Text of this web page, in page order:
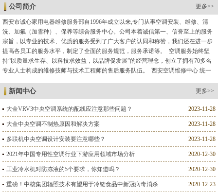
公司简介 更多>>
西安市诚心家用电器维修服务部自1996年成立以来,专门从事空调安装、维修、清
洗、加氟（加雪种）、保养等综合服务中心。公司本着诚信第一、信誉至上的服务
宗旨，以专业的技术、优质的服务受到了广大客户的认同和称赞，我们还在进一步
提高各员工的服务水平，制定了全面的服务规范，服务承诺等。 空调服务始终坚
持“以质量求生存、以科技求效益，以品牌促发展”的经营理念，创立了拥有70多名
专业人士构成的维修技师与技术工程师的售后服务队伍。 西安空调维修中心 统一
新闻中心 更多>>
2023-11-28
大金VRV3中央空调系统的配线应注意那些问题？
2023-11-28
大金中央空调不制热原因和解决方案
2023-11-28
多联机中央空调设计安装要注意哪些？
2020-12-30
2021年中国专用性空调行业下游应用领域市场分析
2020-12-30
工业冷水机对防冻液的5个要求，你知道吗？
2020-12-23
重磅！中核集团辐照技术有望用于冷链食品中新冠病毒消杀